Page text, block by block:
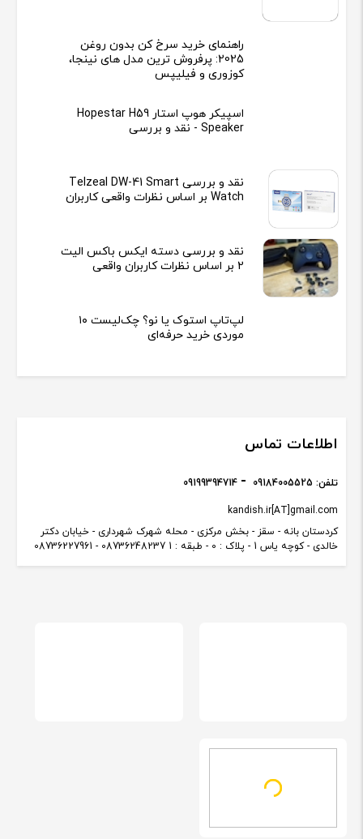
راهنمای خرید سرخ کن بدون روغن
2025: پرفروش ترین مدل های نینجا،
کوزوری و فیلیپس
اسپیکر هوپ استار Hopestar H59
Speaker - نقد و بررسی
نقد و بررسی Telzeal DW-41 Smart
Watch بر اساس نظرات واقعی کاربران
نقد و بررسی دسته ایکس باکس الیت
2 بر اساس نظرات کاربران واقعی
لپ‌تاپ استوک یا نو؟ چک‌لیست ۱۰
موردی خرید حرفه‌ای
اطلاعات تماس
کردستان بانه - سقز - بخش مرکزی - محله شهرک شهرداری - خیابان دکتر
خالدی - کوچه یاس 1 - پلاک : 0 - طبقه : 1 08736248237 - 08736227961
kandish.ir[AT]gmail.com
تلفن: 09184005525
09199394714